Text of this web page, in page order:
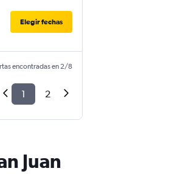
Elegir fechas
encontradas en 2/8
1 2
Juan